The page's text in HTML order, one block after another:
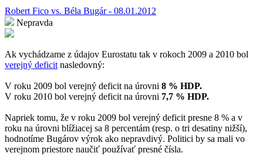
Robert Fico vs. Béla Bugár - 08.01.2012
Nepravda
Ak vychádzame z údajov Eurostatu tak v rokoch 2009 a 2010 bol
verejný deficit nasledovný:
V roku 2009 bol verejný deficit na úrovni 8 % HDP.
V roku 2010 bol verejný deficit na úrovni 7,7 % HDP.
Napriek tomu, že v roku 2009 bol verejný deficit presne 8 % a v
roku na úrovni blížiacej sa 8 percentám (resp. o tri desatiny nižší),
hodnotíme Bugárov výrok ako nepravdivý. Politici by sa mali vo
verejnom priestore naučiť používať presné čísla.